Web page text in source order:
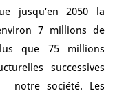
jusqu‘en 2050 la
7 millions de
que 75 millions
successives
société. Les